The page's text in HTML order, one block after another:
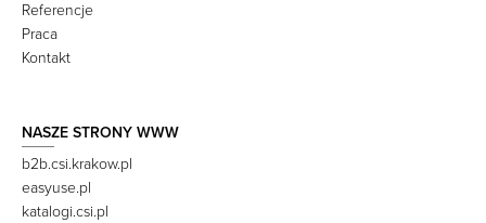
Referencje
Praca
Kontakt
NASZE STRONY WWW
b2b.csi.krakow.pl
easyuse.pl
katalogi.csi.pl